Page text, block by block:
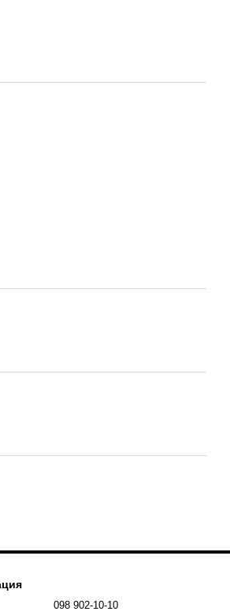
098 902-10-10